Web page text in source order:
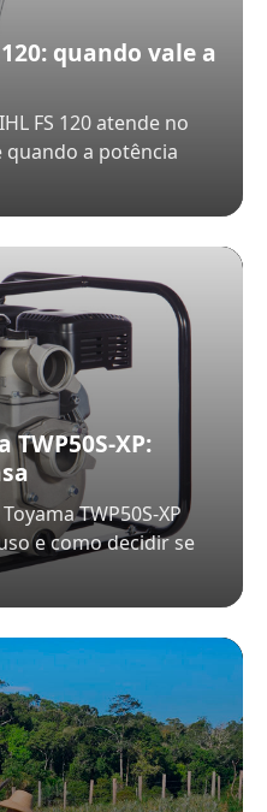
quando vale a
FS 120 atende no
quando a potência
XP:
TWP50S-XP
e como decidir se